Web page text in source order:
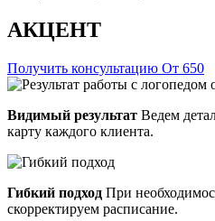
АКЦЕНТ
Получить консультацию От 650
Видимый результат Ведем
карту каждого клиента.
Гибкий подход При
скорректируем расписание.